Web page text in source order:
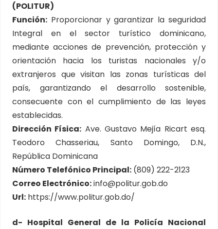
(POLITUR)
Función: Proporcionar y garantizar la seguridad
Integral en el sector turístico dominicano,
mediante acciones de prevención, protección y
orientación hacia los turistas nacionales y/o
extranjeros que visitan las zonas turísticas del
país, garantizando el desarrollo sostenible,
consecuente con el cumplimiento de las leyes
establecidas.
Dirección Física: Ave. Gustavo Mejía Ricart esq.
Teodoro Chasseriau, Santo Domingo, D.N.,
República Dominicana
Número Telefónico Principal: (809) 222-2123
Correo Electrónico:info@politur.gob.do
Url: https://www.politur.gob.do/
d- Hospital General de la Policía Nacional